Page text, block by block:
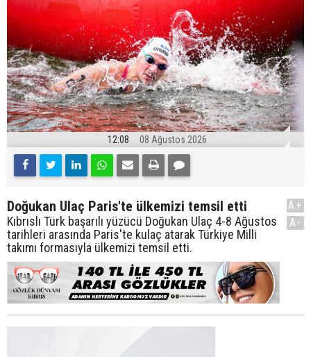
12:08 08 Ağustos 2026
Doğukan Ulaç Paris'te ülkemizi temsil etti
Kıbrıslı Türk başarılı yüzücü Doğukan Ulaç 4-8 Ağustos
tarihleri arasında Paris'te kulaç atarak Türkiye Milli
takımı formasıyla ülkemizi temsil etti.
A+
A-